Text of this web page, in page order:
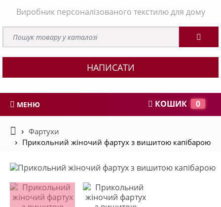
Виробник персоналізованого текстилю для дому
НАПИСАТИ
МЕНЮ КОШИК 0
Фартухи
Прикольний жіночий фартух з вишитою капібарою